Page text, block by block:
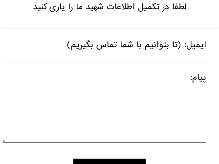
لطفا در تکمیل اطلاعات شهید ما را یاری کنید
ایمیل: (تا بتوانیم با شما تماس بگیریم)
پیام: